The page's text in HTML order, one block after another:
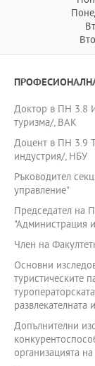
Доктор в ПН 3.8
туризма/, ВАК
Доцент в ПН 3.9
индустрия/, НБУ
Ръководител
управление"
Председател на
"Администрация
Член на
Основни
туристическите
Допълнителни
организацията